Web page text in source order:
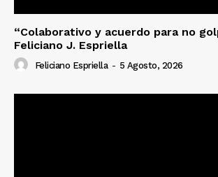
“Colaborativo y acuerdo para no
Feliciano J. Espriella
Feliciano Espriella - 5 Agosto, 2026